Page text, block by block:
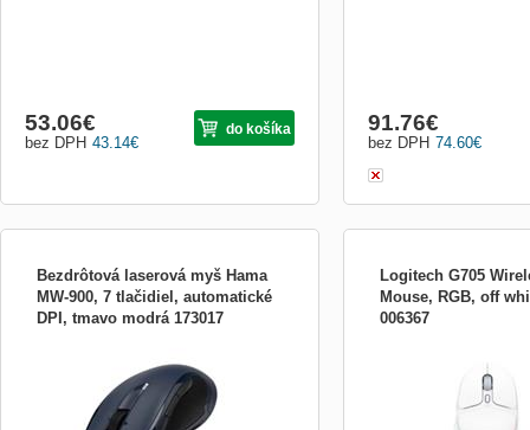
43.14€
bez DPH
53.06€ do košíka
74.60€
bez DPH
91.76€
Bezdrôtová laserová myš Hama
MW-900, 7 tlačidiel, automatické
DPI, tmavo modrá 173017
povrchu - rychlost kurzoru (citlivost) se
nastavuje automaticky podle pohybu myši,
není potřeba ručně přepínat DPI - možnost
nastavení pevného rozlišení 1000 DPI -
laserový sen...
Logitech G705
Mouse, RGB, off
006367
USB Logitech
malé ruce - 6 tlačítka -
Bluetooth - přijímač USB
LIGHTSPEED - bílá